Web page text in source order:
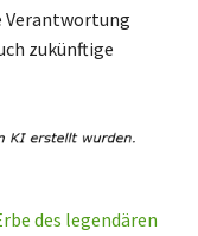
Verantwortung
zukünftige
des legendären